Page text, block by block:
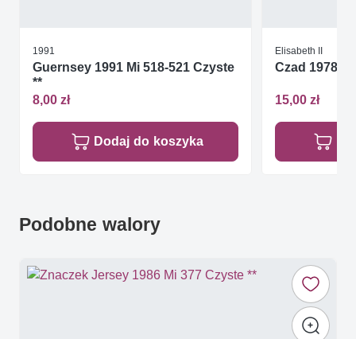
1991
Guernsey 1991 Mi 518-521 Czyste
**
8,00 zł
Dodaj do koszyka
Elisabeth II
Czad 1978
15,00 zł
Podobne walory